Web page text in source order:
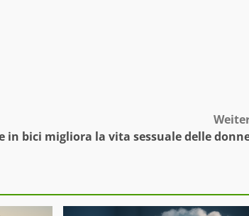
in bici migliora la vita sessuale delle